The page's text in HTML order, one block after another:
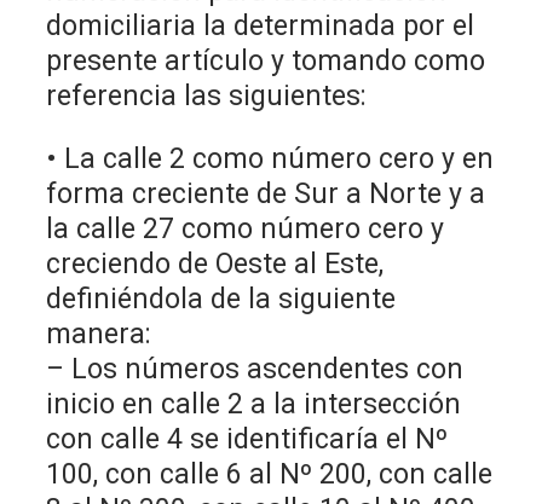
domiciliaria la determinada por el
presente artículo y tomando como
referencia las siguientes:
• La calle 2 como número cero y en
forma creciente de Sur a Norte y a
la calle 27 como número cero y
creciendo de Oeste al Este,
definiéndola de la siguiente
manera:
– Los números ascendentes con
inicio en calle 2 a la intersección
con calle 4 se identificaría el Nº
100, con calle 6 al Nº 200, con calle